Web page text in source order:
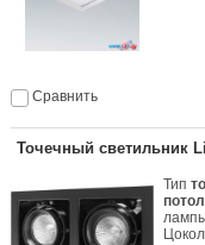
Сравнить
Точечный светильник
Тип